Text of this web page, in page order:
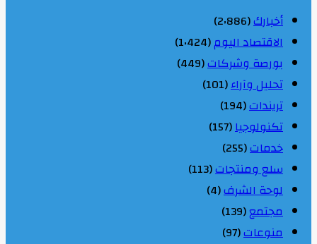
أخبارك(2٬886)
الاقتصاد اليوم(1٬424)
بورصة وشركات(449)
تحليل وآراء(101)
تريندات(194)
تكنولوجيا(157)
خدمات(255)
سلع ومنتجات(113)
لوحة الشرف(4)
مجتمع(139)
منوعات(97)